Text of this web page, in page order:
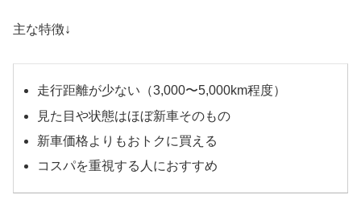
主な特徴↓
走行距離が少ない（3,000〜5,000km程度）
見た目や状態はほぼ新車そのもの
新車価格よりもおトクに買える
コスパを重視する人におすすめ